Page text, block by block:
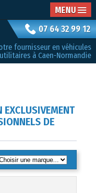
MENU
07 64 32 99 12
fournisseur en véhicules
utilitaires à Caen-Normandie
DE